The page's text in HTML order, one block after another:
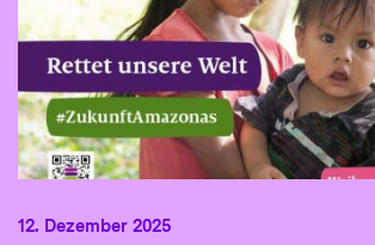
12. Dezember 2025